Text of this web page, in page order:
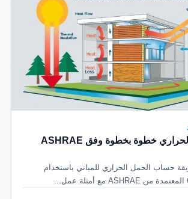
حساب الحمل الحراري خطوة بخطوة وفق ASHRAE
حساب الحمل الحراري للمباني باستخدام